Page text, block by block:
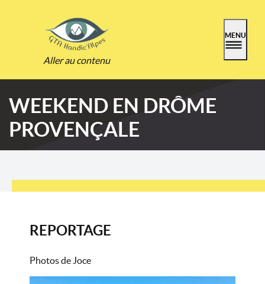
Aller au contenu
MENU
WEEKEND EN DRÔME
PROVENÇALE
REPORTAGE
Photos de Joce